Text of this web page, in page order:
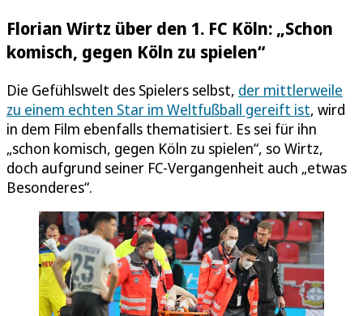
Florian Wirtz über den 1. FC Köln: „Schon
komisch, gegen Köln zu spielen“
Die Gefühlswelt des Spielers selbst, der mittlerweile
zu einem echten Star im Weltfußball gereift ist, wird
in dem Film ebenfalls thematisiert. Es sei für ihn
„schon komisch, gegen Köln zu spielen“, so Wirtz,
doch aufgrund seiner FC-Vergangenheit auch „etwas
Besonderes“.